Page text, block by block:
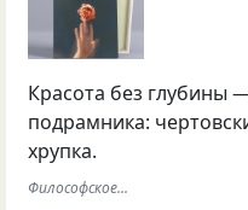
Красота без глубины
подрамника:
хрупка.
Философское...